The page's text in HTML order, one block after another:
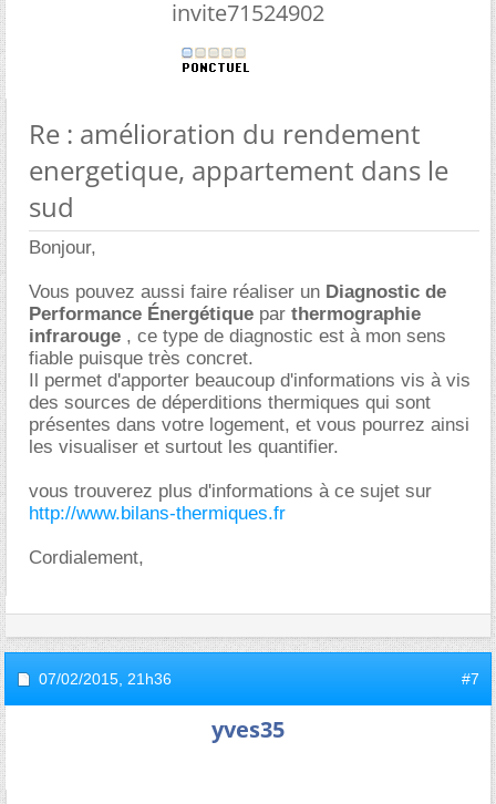
invite71524902
Re : amélioration du rendement
energetique, appartement dans le
sud
Bonjour,
Vous pouvez aussi faire réaliser un Diagnostic de
Performance Énergétique par thermographie
infrarouge , ce type de diagnostic est à mon sens
fiable puisque très concret.
Il permet d'apporter beaucoup d'informations vis à vis
des sources de déperditions thermiques qui sont
présentes dans votre logement, et vous pourrez ainsi
les visualiser et surtout les quantifier.
vous trouverez plus d'informations à ce sujet sur
http://www.bilans-thermiques.fr
Cordialement,
07/02/2015, 21h36 #7
yves35